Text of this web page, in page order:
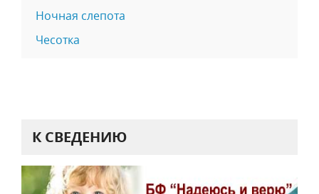
Ночная слепота
Чесотка
К СВЕДЕНИЮ